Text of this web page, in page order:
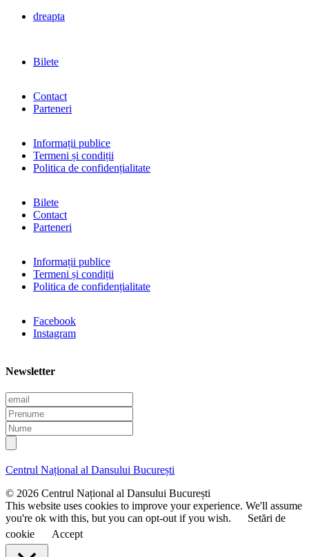
dreapta
Bilete
Contact
Parteneri
Informații publice
Termeni și condiții
Politica de confidențialitate
Bilete
Contact
Parteneri
Informații publice
Termeni și condiții
Politica de confidențialitate
Facebook
Instagram
Newsletter
E
m
a
i
l
P
r
e
n
m
e
N
u
m
e
Centrul Național al Dansului București
© 2026 Centrul Național al Dansului București
This website uses cookies to improve your experience. We'll assume
you're ok with this, but you can opt-out if you wish.
Setări de
cookie
Accept